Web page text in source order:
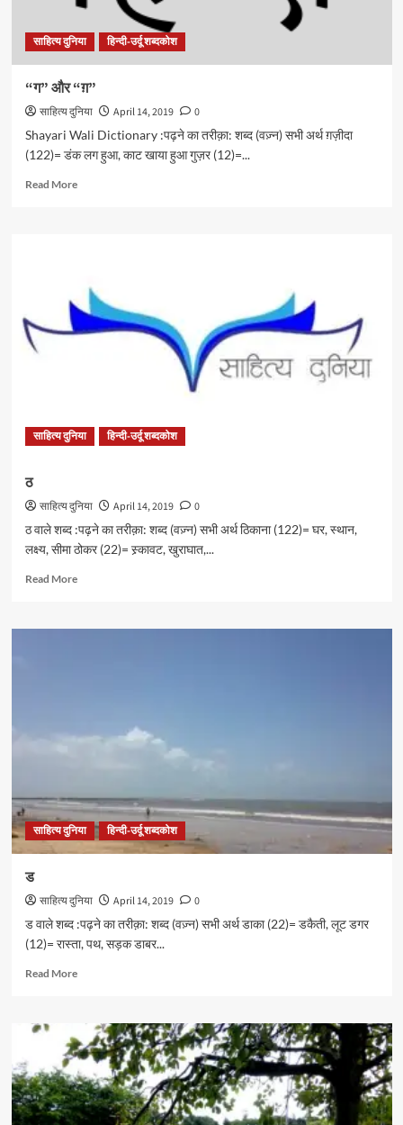
साहित्य दुनिया हिन्दी-उर्दू शब्दकोश
“ग” और “ग़”
साहित्य दुनिया April 14, 2019
0
Shayari Wali Dictionary :पढ़ने का तरीक़ा: शब्द (वज़्न) सभी अर्थ ग़ज़ीदा
(122)= डंक लग हुआ, काट खाया हुआ गुज़र (12)=...
Read MoreRead
साहित्य दुनिया हिन्दी-उर्दू शब्दकोश
ठ
साहित्य दुनिया April 14, 2019
0
ठ वाले शब्द :पढ़ने का तरीक़ा: शब्द (वज़्न) सभी अर्थ ठिकाना (122)= घर, स्थान,
लक्ष्य, सीमा ठोकर (22)= स्र्कावट, खुराघात,...
Read MoreRead
ठ
साहित्य दुनिया हिन्दी-उर्दू शब्दकोश
ड
साहित्य दुनिया April 14, 2019
0
ड वाले शब्द :पढ़ने का तरीक़ा: शब्द (वज़्न) सभी अर्थ डाका (22)= डकैती, लूट डगर
(12)= रास्ता, पथ, सड़क डाबर...
Read MoreRead